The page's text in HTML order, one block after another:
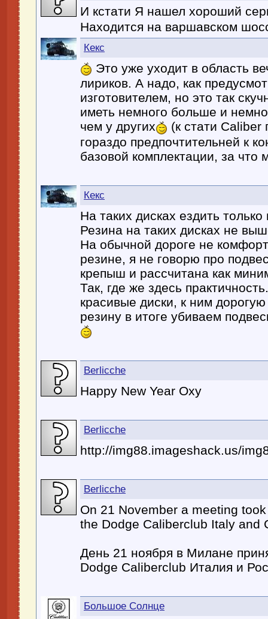
И кстати Я нашел хороший
Находится на варшавском
Кекс
Это уже уходит в область
лириков. А надо, как
изготовителем, но это так
иметь немного больше и
чем у других
(к стати Caliber
гораздо предпочтительней к
базовой комплектации, за
Кекс
На таких дисках ездить
Резина на таких дисках не
На обычной дороге не
резине, я не говорю про
крепыш и рассчитана как
Так, где же здесь
красивые диски, к ним
резину в итоге убиваем
Berlicche
Happy New Year Oxy
Berlicche
http://img88.imageshack.us/
Berlicche
On 21 November a meeting
the Dodge Caliberclub Italy and
День 21 ноября в Милане
Dodge Caliberclub Италия и
Большое Солнце